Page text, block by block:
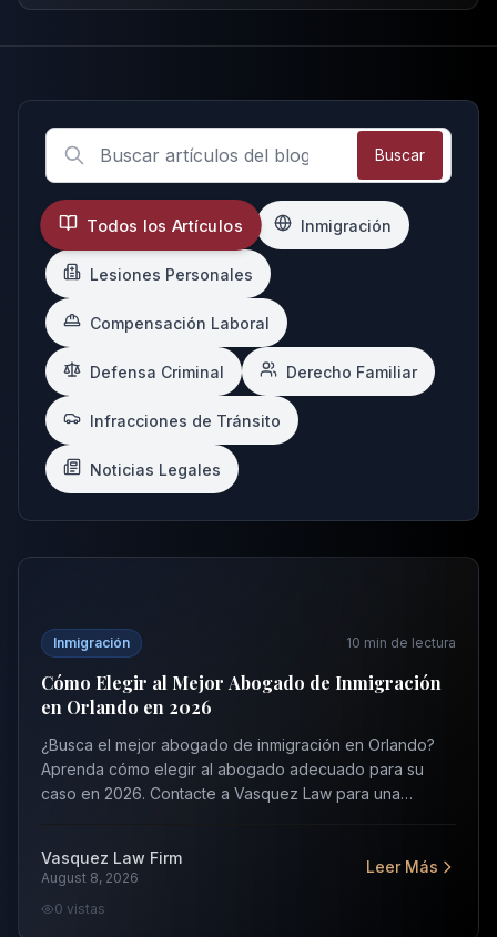
Buscar
Todos los Artículos Inmigración
Lesiones Personales
Compensación Laboral
Defensa Criminal Derecho Familiar
Infracciones de Tránsito
Noticias Legales
Cómo Elegir al Mejor Abogado de Inmigración en
Inmigración 10 min de lectura
Cómo Elegir al Mejor Abogado de Inmigración
en Orlando en 2026
¿Busca el mejor abogado de inmigración en Orlando?
Aprenda cómo elegir al abogado adecuado para su
caso en 2026. Contacte a Vasquez Law para una
Vasquez Law Firm
August 8, 2026
Leer Más
0 vistas